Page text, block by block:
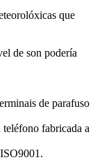
que
de son podería
de parafuso
fabricada a